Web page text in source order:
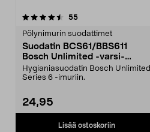
55arvostelut
Pölynimurin suodattimet
Suodatin BCS61/BBS611
Bosch Unlimited -varsi-
imuriin
Hygianiasuodatin Bosch Unlimited
Series 6 -imuriin.
24,95
Lisää ostoskoriin
4.5 viidestä